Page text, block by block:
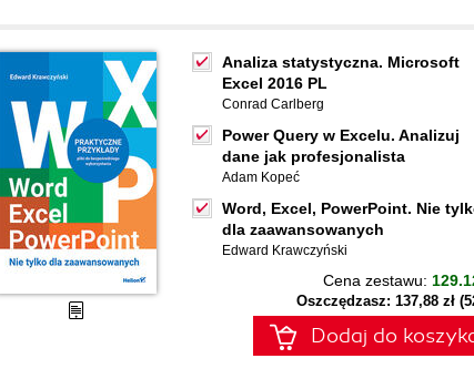
Analiza statystyczna. Microsoft
Excel 2016 PL
Conrad Carlberg
Power Query w Excelu. Analizuj
dane jak profesjonalista
Adam Kopeć
Word, Excel, PowerPoint. Nie
dla zaawansowanych
Edward Krawczyński
Cena zestawu:
Oszczędzasz: 137,88 zł
Dodaj do